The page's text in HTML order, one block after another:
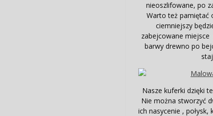
nieoszlifowane, po
Warto też pamiętać
ciemniejszy
zabejcowane miejsce
barwy drewno po
Nasze kuferki dzięki
Nie można stworzyć
ich nasycenie ,